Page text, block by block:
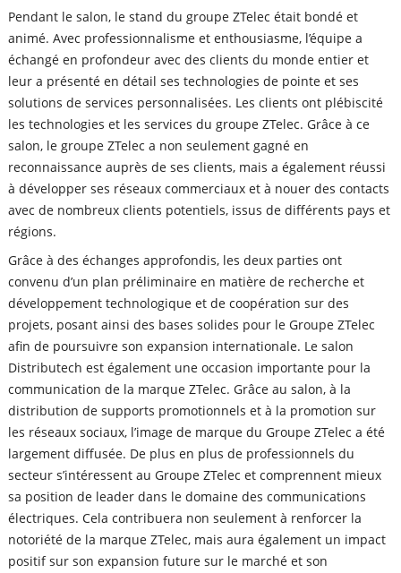
Pendant le salon, le stand du groupe ZTelec était bondé et
animé. Avec professionnalisme et enthousiasme, l’équipe a
échangé en profondeur avec des clients du monde entier et
leur a présenté en détail ses technologies de pointe et ses
solutions de services personnalisées. Les clients ont plébiscité
les technologies et les services du groupe ZTelec. Grâce à ce
salon, le groupe ZTelec a non seulement gagné en
reconnaissance auprès de ses clients, mais a également réussi
à développer ses réseaux commerciaux et à nouer des contacts
avec de nombreux clients potentiels, issus de différents pays et
régions.
Grâce à des échanges approfondis, les deux parties ont
convenu d’un plan préliminaire en matière de recherche et
développement technologique et de coopération sur des
projets, posant ainsi des bases solides pour le Groupe ZTelec
afin de poursuivre son expansion internationale. Le salon
Distributech est également une occasion importante pour la
communication de la marque ZTelec. Grâce au salon, à la
distribution de supports promotionnels et à la promotion sur
les réseaux sociaux, l’image de marque du Groupe ZTelec a été
largement diffusée. De plus en plus de professionnels du
secteur s’intéressent au Groupe ZTelec et comprennent mieux
sa position de leader dans le domaine des communications
électriques. Cela contribuera non seulement à renforcer la
notoriété de la marque ZTelec, mais aura également un impact
positif sur son expansion future sur le marché et son